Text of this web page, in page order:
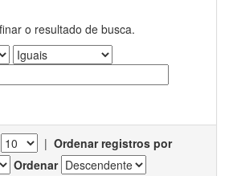
o resultado de busca.
| Ordenar registros por
Ordenar